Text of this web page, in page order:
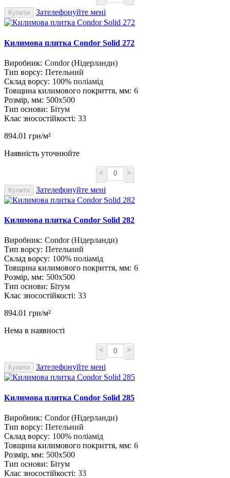
Купити Зателефонуйте мені
Килимова плитка Condor Solid 272
Виробник: Condor (Нідерланди)
Тип ворсу: Петельний
Склад ворсу: 100% поліамід
Товщина килимового покриття, мм: 6
Розмір, мм: 500х500
Тип основи: Бітум
Клас зносостійкості: 33
894.01 грн/м²
Наявність уточнюйте
< >
Купити Зателефонуйте мені
Килимова плитка Condor Solid 282
Виробник: Condor (Нідерланди)
Тип ворсу: Петельний
Склад ворсу: 100% поліамід
Товщина килимового покриття, мм: 6
Розмір, мм: 500х500
Тип основи: Бітум
Клас зносостійкості: 33
894.01 грн/м²
Нема в наявності
< >
Купити Зателефонуйте мені
Килимова плитка Condor Solid 285
Виробник: Condor (Нідерланди)
Тип ворсу: Петельний
Склад ворсу: 100% поліамід
Товщина килимового покриття, мм: 6
Розмір, мм: 500х500
Тип основи: Бітум
Клас зносостійкості: 33